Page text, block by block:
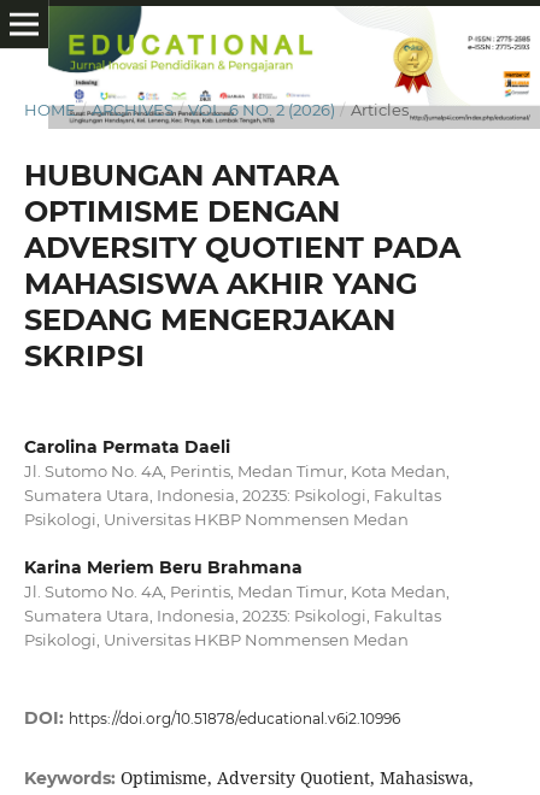
HOME / ARCHIVES / VOL. 6 NO. 2 (2026) / Articles
HUBUNGAN ANTARA
OPTIMISME DENGAN
ADVERSITY QUOTIENT PADA
MAHASISWA AKHIR YANG
SEDANG MENGERJAKAN
SKRIPSI
Carolina Permata Daeli
Jl. Sutomo No. 4A, Perintis, Medan Timur, Kota Medan,
Sumatera Utara, Indonesia, 20235: Psikologi, Fakultas
Psikologi, Universitas HKBP Nommensen Medan
Karina Meriem Beru Brahmana
Jl. Sutomo No. 4A, Perintis, Medan Timur, Kota Medan,
Sumatera Utara, Indonesia, 20235: Psikologi, Fakultas
Psikologi, Universitas HKBP Nommensen Medan
DOI: https://doi.org/10.51878/educational.v6i2.10996
Keywords: Optimisme, Adversity Quotient, Mahasiswa,